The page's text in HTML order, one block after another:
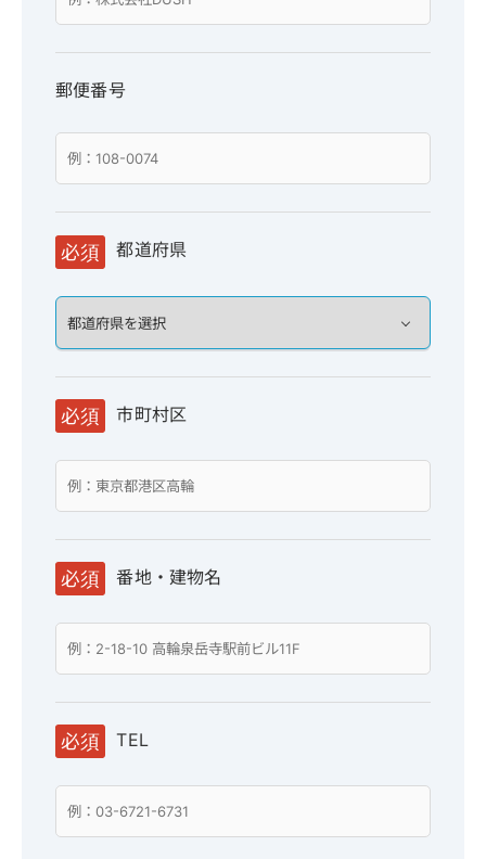
郵便番号
必須 都道府県
必須 市町村区
必須 番地・建物名
必須 TEL